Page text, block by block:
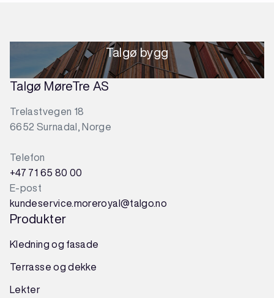
Talgø bygg
Talgø MøreTre AS
Trelastvegen 18
6652 Surnadal, Norge
Telefon
+47 71 65 80 00
E-post
kundeservice.moreroyal@talgo.no
Produkter
Kledning og fasade
Terrasse og dekke
Lekter